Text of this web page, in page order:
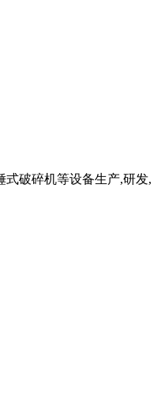
式破碎机等设备生产,研发,